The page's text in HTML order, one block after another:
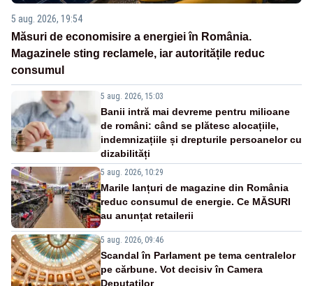
5 aug. 2026, 19:54
Măsuri de economisire a energiei în România.
Magazinele sting reclamele, iar autoritățile reduc
consumul
5 aug. 2026, 15:03
Banii intră mai devreme pentru milioane
de români: când se plătesc alocațiile,
indemnizațiile și drepturile persoanelor cu
dizabilități
5 aug. 2026, 10:29
Marile lanțuri de magazine din România
reduc consumul de energie. Ce MĂSURI
au anunțat retailerii
5 aug. 2026, 09:46
Scandal în Parlament pe tema centralelor
pe cărbune. Vot decisiv în Camera
Deputaților